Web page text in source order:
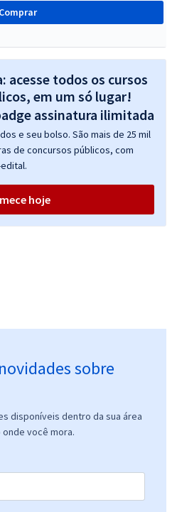
Comprar
acesse todos os cursos
em um só lugar!
e seu bolso. São mais de 25 mil
de concursos públicos, com
hoje
sobre
disponíveis dentro da sua área
você mora.